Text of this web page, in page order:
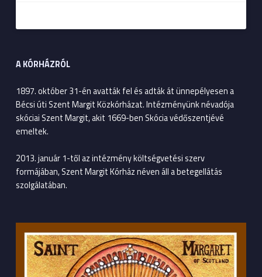
A KÓRHÁZRÓL
1897. október 31-én avatták fel és adták át ünnepélyesen a
Bécsi úti Szent Margit Közkórházat. Intézményünk névadója
skóciai Szent Margit, akit 1669-ben Skócia védőszentjévé
emeltek.
2013. január 1-től az intézmény költségvetési szerv
formájában, Szent Margit Kórház néven áll a betegellátás
szolgálatában.